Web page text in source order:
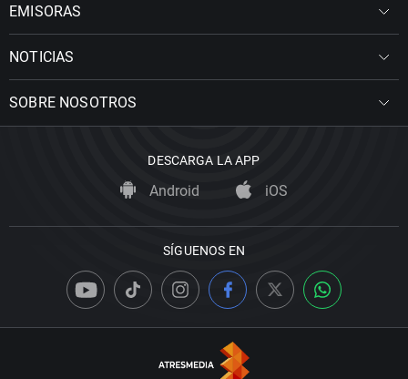
EMISORAS
NOTICIAS
SOBRE NOSOTROS
DESCARGA LA APP
Android iOS
SÍGUENOS EN